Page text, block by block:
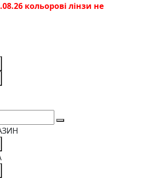
кольорові лінзи не